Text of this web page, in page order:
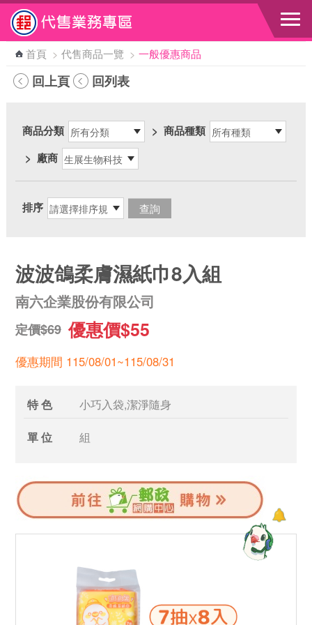
跳到主要內容區塊
首頁 > 代售商品一覽 > 一般優惠商品
回上頁 回列表
商品分類 > 商品種類
> 廠商
排序
波波鴿柔膚濕紙巾8入組
南六企業股份有限公司
定價$69 優惠價$55
優惠期間 115/08/01~115/08/31
特 色 小巧入袋,潔淨隨身
單 位 組